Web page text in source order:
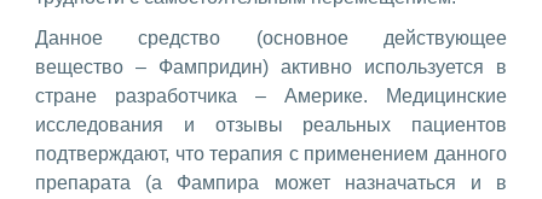
Данное средство (основное действующее
вещество – Фампридин) активно используется в
стране разработчика – Америке. Медицинские
исследования и отзывы реальных пациентов
подтверждают, что терапия с применением данного
препарата (а Фампира может назначаться и в